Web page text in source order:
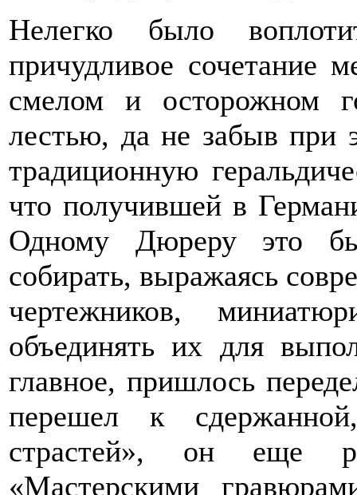
Нелегко было
причудливое сочетание
смелом и осторожном
лестью, да не забыв при
традиционную
что получившей в
Одному Дюреру это
собирать, выражаясь
чертежников,
объединять их для
главное, пришлось
перешел к
страстей», он еще
«Мастерскими